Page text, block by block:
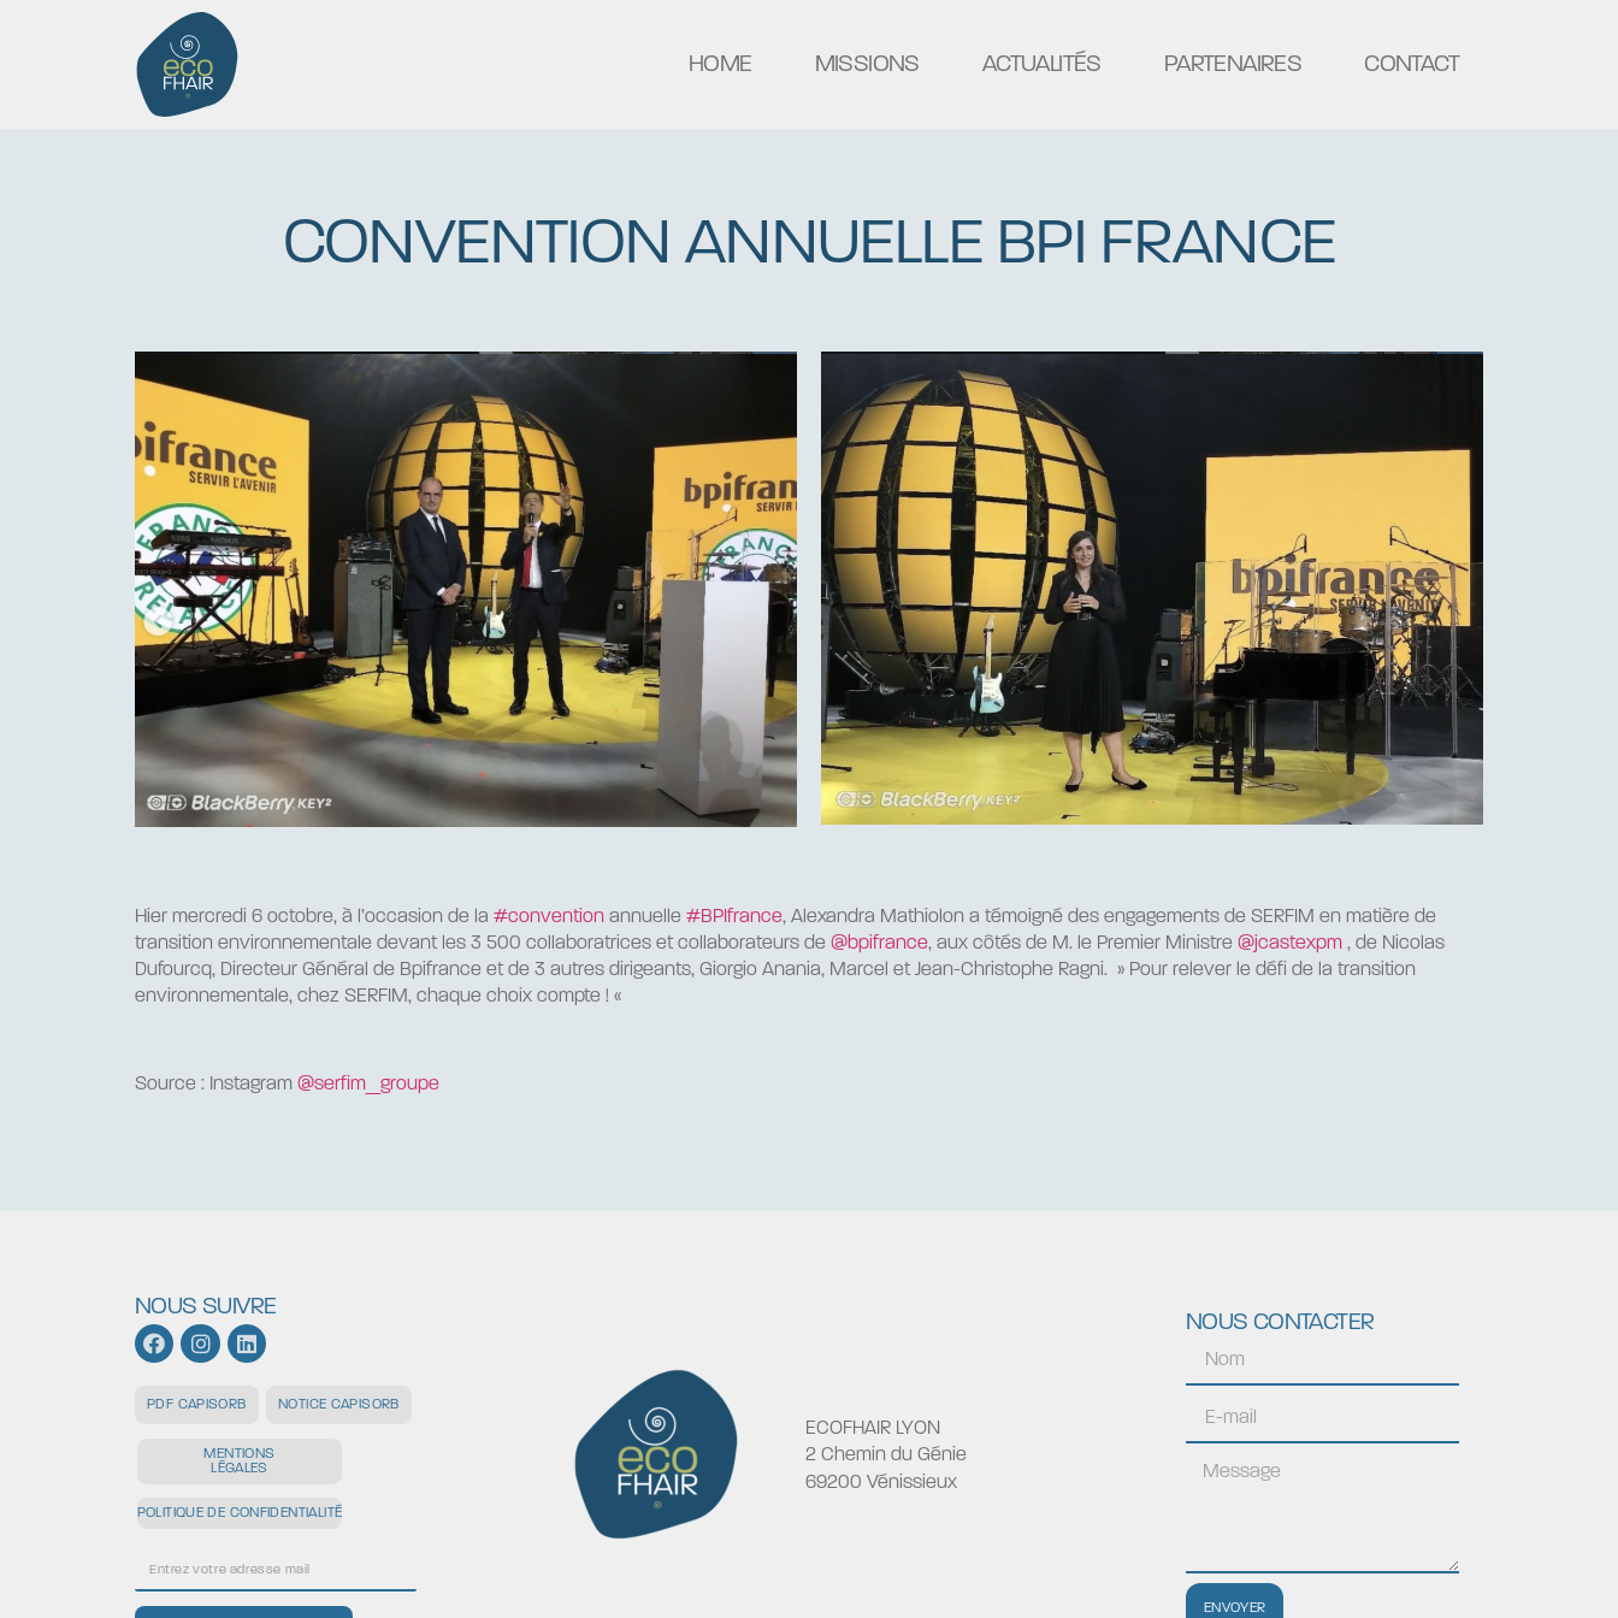
HOME MISSIONS ACTUALITÉS PARTENAIRES CONTACT
CONVENTION ANNUELLE BPI FRANCE
Hier mercredi 6 octobre, à l’occasion de la #convention annuelle #BPIfrance, Alexandra Mathiolon a témoigné des engagements de SERFIM en matière de
transition environnementale devant les 3 500 collaboratrices et collaborateurs de @bpifrance, aux côtés de M. le Premier Ministre @jcastexpm , de Nicolas
Dufourcq, Directeur Général de Bpifrance et de 3 autres dirigeants, Giorgio Anania, Marcel et Jean-Christophe Ragni. » Pour relever le défi de la transition
environnementale, chez SERFIM, chaque choix compte ! «
Source : Instagram @serfim_groupe
NOUS SUIVRE
PDF CAPISORB NOTICE CAPISORB
MENTIONS
LÉGALES
POLITIQUE DE CONFIDENTIALITÉ
ECOFHAIR LYON
2 Chemin du Génie
69200 Vénissieux
NOUS CONTACTER
ENVOYER